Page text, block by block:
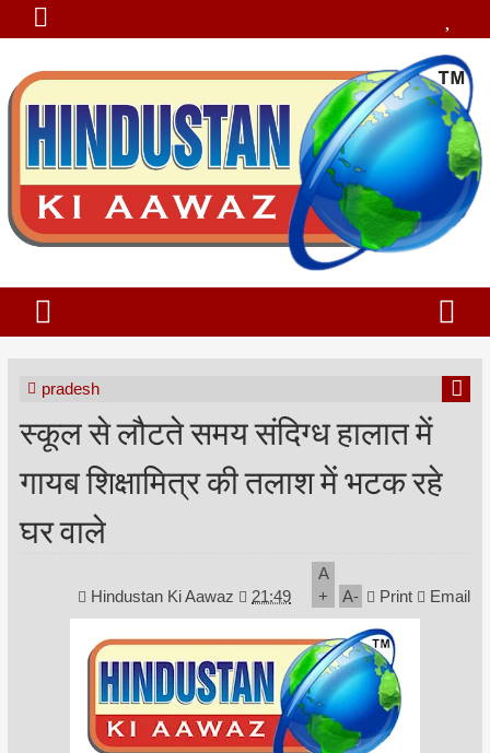
pradesh
स्कूल से लौटते समय संदिग्ध हालात में
गायब शिक्षामित्र की तलाश में भटक रहे
घर वाले
Hindustan Ki Aawaz 21:49
A
+
A- Print Email